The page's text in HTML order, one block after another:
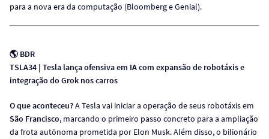
para a nova era da computação (Bloomberg e Genial).
🌎 BDR
TSLA34 | Tesla lança ofensiva em IA com expansão de robotáxis e
integração do Grok nos carros
O que aconteceu?A Tesla vai iniciar a operação de seus robotáxis em
São Francisco, marcando o primeiro passo concreto para a ampliação
da frota autônoma prometida por Elon Musk. Além disso, o bilionário